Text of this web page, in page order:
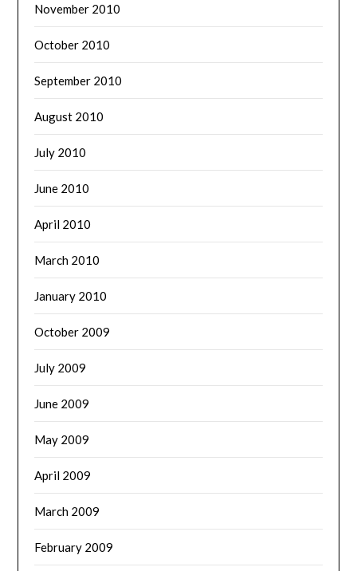
November 2010
October 2010
September 2010
August 2010
July 2010
June 2010
April 2010
March 2010
January 2010
October 2009
July 2009
June 2009
May 2009
April 2009
March 2009
February 2009